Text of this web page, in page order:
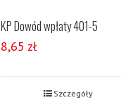
KP Dowód wpłaty 401-5
8,65 zł
Szczegóły